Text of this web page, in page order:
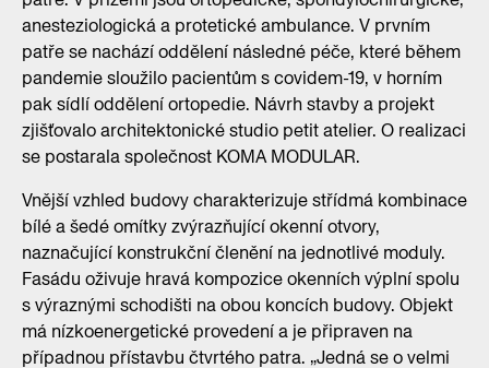
anesteziologická a protetické ambulance. V prvním
patře se nachází oddělení následné péče, které během
pandemie sloužilo pacientům s covidem-19, v horním
pak sídlí oddělení ortopedie. Návrh stavby a projekt
zjišťovalo architektonické studio petit atelier. O realizaci
se postarala společnost KOMA MODULAR.
Vnější vzhled budovy charakterizuje střídmá kombinace
bílé a šedé omítky zvýrazňující okenní otvory,
naznačující konstrukční členění na jednotlivé moduly.
Fasádu oživuje hravá kompozice okenních výplní spolu
s výraznými schodišti na obou koncích budovy. Objekt
má nízkoenergetické provedení a je připraven na
případnou přístavbu čtvrtého patra. „Jedná se o velmi